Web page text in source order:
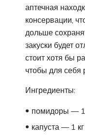
аптечная
консервации,
дольше
закуски будет
стоит хотя бы
чтобы для себя
Ингредиенты:
помидоры — 1
капуста — 1 кг